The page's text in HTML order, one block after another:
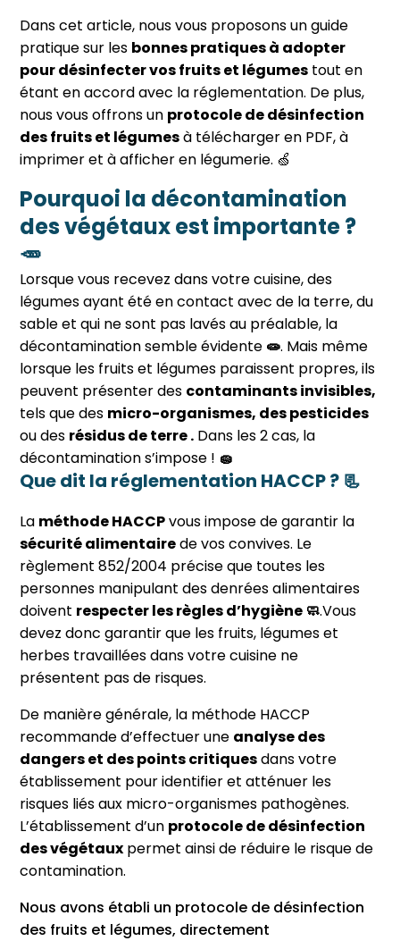
Dans cet article, nous vous proposons un guide
pratique sur les bonnes pratiques à adopter
pour désinfecter vos fruits et légumes tout en
étant en accord avec la réglementation. De plus,
nous vous offrons un protocole de désinfection
des fruits et légumesà télécharger en PDF, à
imprimer et à afficher en légumerie. 🍏
Pourquoi la décontamination
des végétaux est importante ?
🥕
Lorsque vous recevez dans votre cuisine, des
légumes ayant été en contact avec de la terre, du
sable et qui ne sont pas lavés au préalable, la
décontamination semble évidente 🧫️. Mais même
lorsque les fruits et légumes paraissent propres, ils
peuvent présenter des contaminants invisibles,
tels que des micro-organismes, des pesticides
ou des résidus de terre . Dans les 2 cas, la
décontamination s’impose ! 🧽️
Que dit la réglementation HACCP ? 📃
La méthode HACCPvous impose de garantir la
sécurité alimentairede vos convives. Le
règlement 852/2004 précise que toutes les
personnes manipulant des denrées alimentaires
doivent respecter les règles d’hygiène 🧼️.Vous
devez donc garantir que les fruits, légumes et
herbes travaillées dans votre cuisine ne
présentent pas de risques.
De manière générale, la méthode HACCP
recommande d’effectuer une analyse des
dangers et des points critiquesdans votre
établissement pour identifier et atténuer les
risques liés aux micro-organismes pathogènes.
L’établissement d’un protocole de désinfection
des végétaux permet ainsi de réduire le risque de
contamination.
Nous avons établi un protocole de désinfection
des fruits et légumes, directement